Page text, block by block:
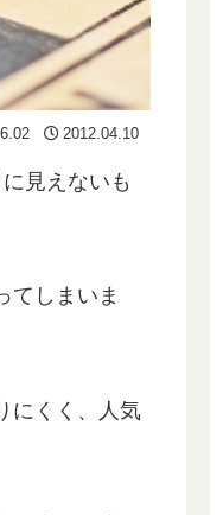
2012.04.10
見えないも
てしまいま
にくく、人気